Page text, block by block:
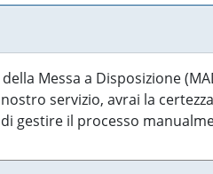
Messa a Disposizione
servizio, avrai la
gestire il processo